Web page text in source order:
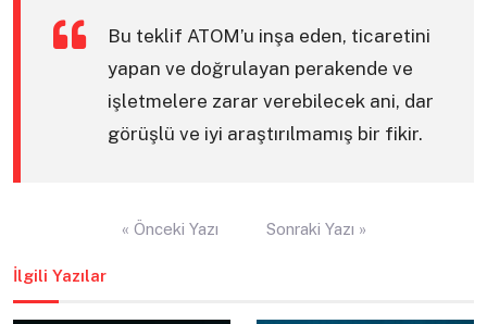
Bu teklif ATOM’u inşa eden, ticaretini
yapan ve doğrulayan perakende ve
işletmelere zarar verebilecek ani, dar
görüşlü ve iyi araştırılmamış bir fikir.
« Önceki Yazı Sonraki Yazı »
İlgili Yazılar